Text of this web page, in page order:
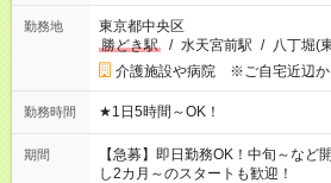
勤務地
東京都中央区
勝どき駅
/ 水天宮前駅 / 八丁堀(
介護施設や病院 ※ご自宅近辺か
勤務時間 ★1日5時間～OK！
期間
【急募】即日勤務OK！中旬～な
し2カ月～のスタートも歓迎！